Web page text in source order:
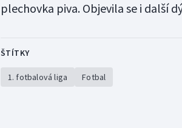
plechovka piva. Objevila se i další
ŠTÍTKY
1. fotbalová liga Fotbal